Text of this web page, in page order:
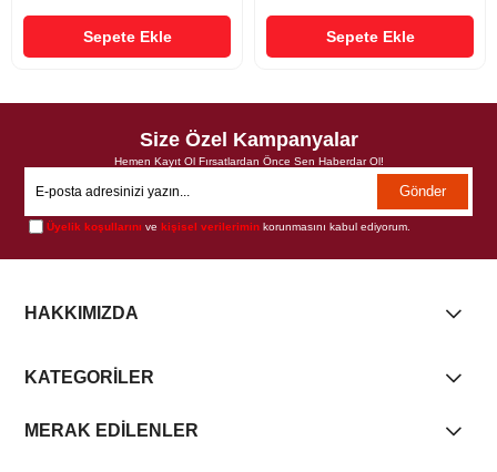
Sepete Ekle Sepete Ekle
Size Özel Kampanyalar
Hemen Kayıt Ol Fırsatlardan Önce Sen Haberdar Ol!
Gönder
Üyelik koşullarını vekişisel verilerimin korunmasını kabul ediyorum.
HAKKIMIZDA
KATEGORİLER
MERAK EDİLENLER